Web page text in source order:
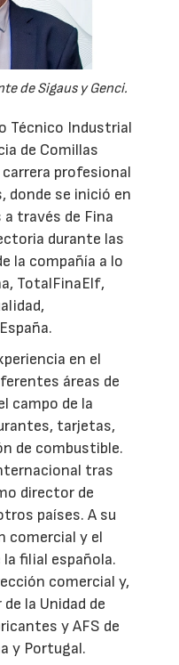
de Sigaus y Genci.
Técnico Industrial
de Comillas
profesional
donde se inició en
través de Fina
durante las
la compañía a lo
TotalFinaElf,
en el
áreas de
campo de la
tarjetas,
de combustible.
tras
director de
países. A su
comercial y el
filial española.
comercial y,
la Unidad de
y AFS de
y Portugal.